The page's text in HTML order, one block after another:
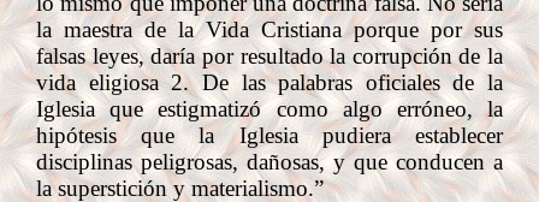
la maestra de la Vida Cristiana porque por sus
falsas leyes, daría por resultado la corrupción de la
vida eligiosa 2. De las palabras oficiales de la
Iglesia que estigmatizó como algo erróneo, la
hipótesis que la Iglesia pudiera establecer
disciplinas peligrosas, dañosas, y que conducen a
la superstición y materialismo.”